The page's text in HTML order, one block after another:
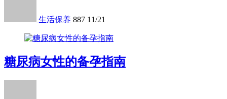
生活保养 887 11/21
糖尿病女性的备孕指南